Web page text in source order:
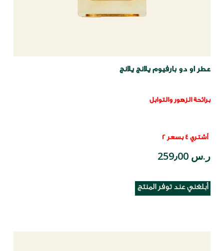
عطر او دو بارفيوم يلانج يلانج
برائحة الزهور والتوابل
أشتري 4 بسعر 2
ر.س 259٫00
أبلغني عند توفر المنتج